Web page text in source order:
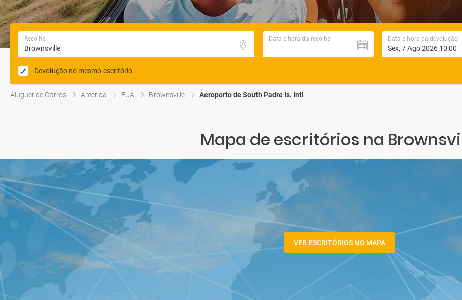
Recolha Data e hora da recolha Data e hora da devolução
Devolução no mesmo escritório
Aluguer de Carros America EUA Brownsville Aeroporto de South Padre Is. Intl
Mapa de escritórios na
VER ESCRITÓRIOS NO MAPA